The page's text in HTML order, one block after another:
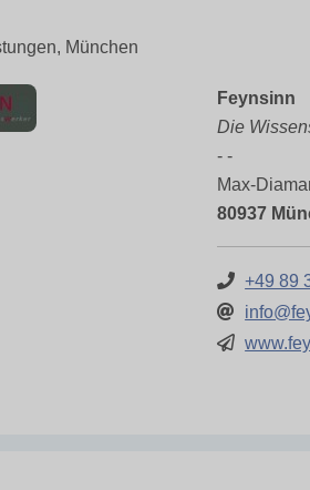
München
Feynsinn
Die
- -
Max-
80937
+49 89